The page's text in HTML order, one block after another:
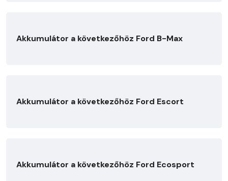
Akkumulátor a következőhöz Ford B-Max
Akkumulátor a következőhöz Ford Escort
Akkumulátor a következőhöz Ford Ecosport